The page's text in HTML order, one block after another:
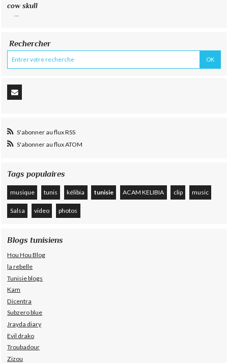
cow skull
...
Rechercher
S'abonner au flux RSS
S'abonner au flux ATOM
Tags populaires
musique tunis kélibia tunisie ACAM KELIBIA clip music
Salsa video photos
Blogs tunisiens
Hou Hou Blog
la rebelle
Tunisie blogs
Kam
Dicentra
Subzero blue
Jrayda diary
Evil drako
Troubadour
Zizou